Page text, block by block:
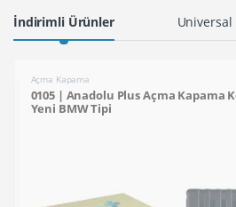
Products Grid
İndirimli Ürünler Universal
Açma Kapama
0105 | Anadolu Plus Açma Kapama
Yeni BMW Tipi